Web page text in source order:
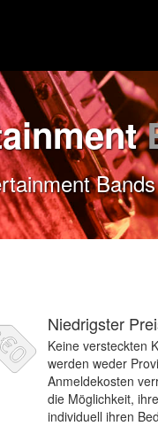
Niedrigster
Keine versteckten
werden weder
Anmeldekosten
die Möglichkeit,
individuell ihren